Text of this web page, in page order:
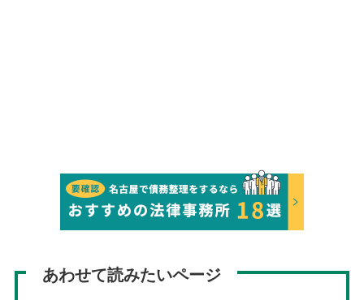
あわせて読みたいページ